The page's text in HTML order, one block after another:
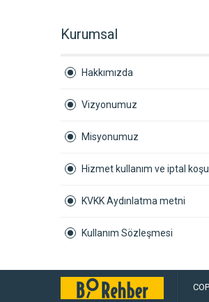
Kurumsal
Hakkımızda
Vizyonumuz
Misyonumuz
Hizmet kullanım ve iptal
KVKK Aydınlatma metni
Kullanım Sözleşmesi